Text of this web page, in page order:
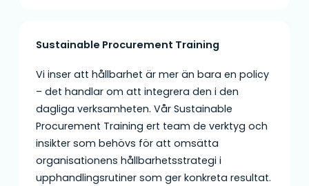
Sustainable Procurement Training
Vi inser att hållbarhet är mer än bara en policy
– det handlar om att integrera den i den
dagliga verksamheten. Vår Sustainable
Procurement Training ert team de verktyg och
insikter som behövs för att omsätta
organisationens hållbarhetsstrategi i
upphandlingsrutiner som ger konkreta resultat.